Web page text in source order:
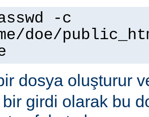
-c
doe/
dosya oluşturur
bir girdi olarak bu